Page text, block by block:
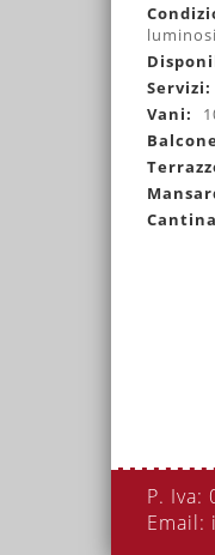
luminosi
Servizi:
Vani:
P. Iva:
Email: